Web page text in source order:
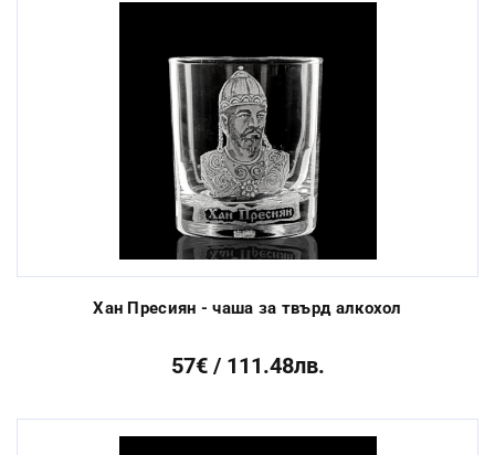
Хан Пресиян - чаша за твърд алкохол
57€ / 111.48лв.